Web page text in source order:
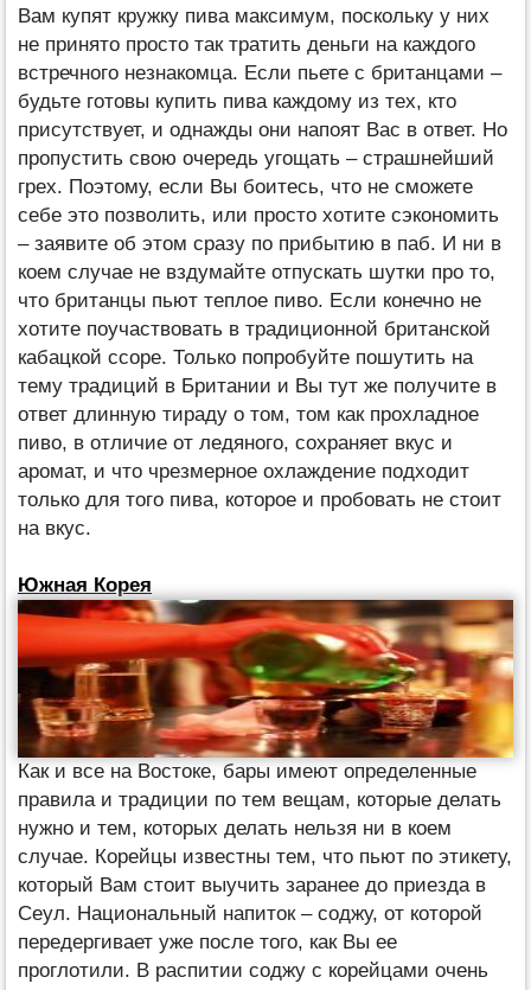
Вам купят кружку пива максимум, поскольку у них
не принято просто так тратить деньги на каждого
встречного незнакомца. Если пьете с британцами –
будьте готовы купить пива каждому из тех, кто
присутствует, и однажды они напоят Вас в ответ. Но
пропустить свою очередь угощать – страшнейший
грех. Поэтому, если Вы боитесь, что не сможете
себе это позволить, или просто хотите сэкономить
– заявите об этом сразу по прибытию в паб. И ни в
коем случае не вздумайте отпускать шутки про то,
что британцы пьют теплое пиво. Если конечно не
хотите поучаствовать в традиционной британской
кабацкой ссоре. Только попробуйте пошутить на
тему традиций в Британии и Вы тут же получите в
ответ длинную тираду о том, том как прохладное
пиво, в отличие от ледяного, сохраняет вкус и
аромат, и что чрезмерное охлаждение подходит
только для того пива, которое и пробовать не стоит
на вкус.
Южная Корея
Как и все на Востоке, бары имеют определенные
правила и традиции по тем вещам, которые делать
нужно и тем, которых делать нельзя ни в коем
случае. Корейцы известны тем, что пьют по этикету,
который Вам стоит выучить заранее до приезда в
Сеул. Национальный напиток – соджу, от которой
передергивает уже после того, как Вы ее
проглотили. В распитии соджу с корейцами очень